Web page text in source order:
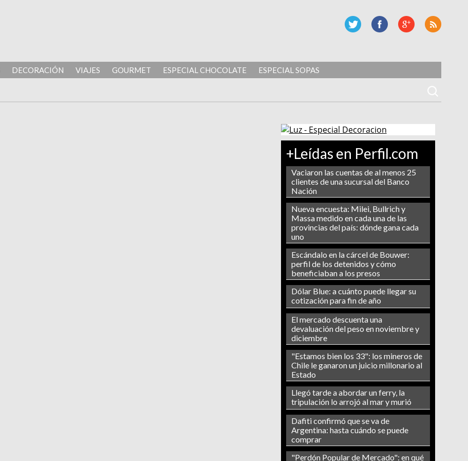
DECORACIÓN VIAJES GOURMET ESPECIAL CHOCOLATE ESPECIAL SOPAS
+Leídas en Perfil.com
Vaciaron las cuentas de al menos 25
clientes de una sucursal del Banco
Nación
Nueva encuesta: Milei, Bullrich y
Massa medido en cada una de las
provincias del país: dónde gana cada
uno
Escándalo en la cárcel de Bouwer:
perfil de los detenidos y cómo
beneficiaban a los presos
Dólar Blue: a cuánto puede llegar su
cotización para fin de año
El mercado descuenta una
devaluación del peso en noviembre y
diciembre
"Estamos bien los 33": los mineros de
Chile le ganaron un juicio millonario al
Estado
Llegó tarde a abordar un ferry, la
tripulación lo arrojó al mar y murió
Dafiti confirmó que se va de
Argentina: hasta cuándo se puede
comprar
"Perdón Popular de Mercado": en qué